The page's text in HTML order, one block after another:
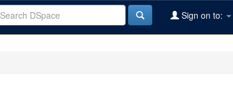
Sign on to: